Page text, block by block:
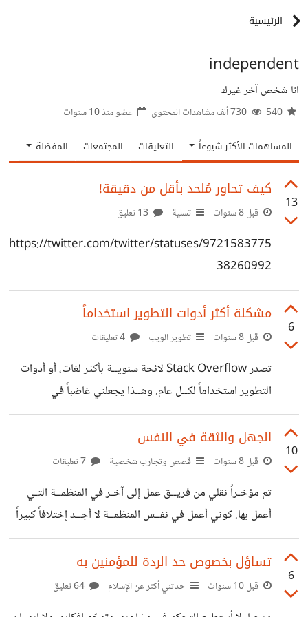
الرئيسية
independent
انا شخص آخر غيرك
عضو منذ10 سنوات
المساهمات الأكثر شيوعاً التعليقات المجتمعات المفضلة
13
كيف تحاور مُلحد بأقل من دقيقة!
قبل 8 سنوات تسلية
https://twitter.com/twitter/statuses/9721583775
38260992
6
مشكلة أكثر أدوات التطوير استخداماً
قبل 8 سنوات تطوير الويب
تصدر Stack Overflow لائحة سنويــة بأكثر لغات، أو أدوات
التطوير استخداماً لكــل عام. وهــذا يجعلني غاضباً في
الحقيقـــة. في بيــئة عملي قرر مدير المشروع استخدام
المستقبل! لســت جديداً على هذا المجال. ولســـت جاهلاً في
التعامل مع تلك التقنيـــات، ولكن لــدي قناعة مختلفة مع مدير
مشروعي حيـــث NoSQL لهــا استخدامــات أخرى مفيـــدة
غيـــر تلك الاستخدامات التي يتــطلبها مشروعنا. وسبب لنــا ذلك
مشاكــل كثيرة
10
الجهل والثقة في النفس
قبل 8 سنوات قصص وتجارب شخصية
تم مؤخـراً نقلي من فريــق عمل إلى آخـر في المنظمــة التـي
أعمل بها. كوني أعمل في نفــس المنظمــة لا أجــد إختلافاً كبيراً
في بيئـــة العمل وهـذا عامل إيجابــي. ففي كل أسبـــوع نجتمــع
ونستعــرض تنفيذنــا للمهــام، وننتقــدها جميعــاً ويصبــح على
كل شخــص تحسيـــن مهمـّـاته بناء على الإنتقادات بالإضافــة إلى
6
تساؤل بخصوص حد الردة للمؤمنين به
قبل 10 سنوات حدثني أكثر عن الإسلام